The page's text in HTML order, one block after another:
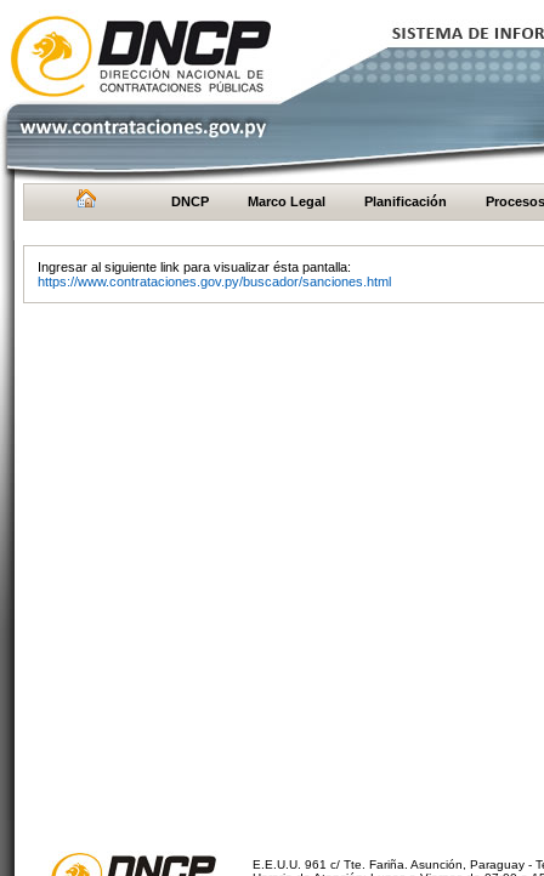
DNCP Marco Legal Planificación Procesos
Ingresar al siguiente link para visualizar ésta pantalla:
https://www.contrataciones.gov.py/buscador/sanciones.html
E.E.U.U. 961 c/ Tte. Fariña. Asunción, Paraguay -